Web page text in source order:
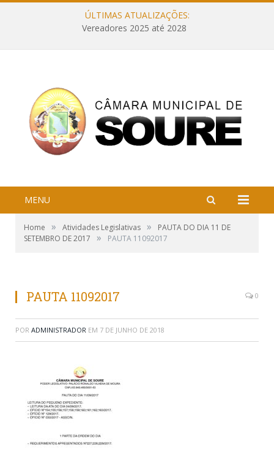
ÚLTIMAS ATUALIZAÇÕES:
Vereadores 2025 até 2028
MENU
Home » Atividades Legislativas »
PAUTA DO DIA 11 DE
SETEMBRO DE 2017
» PAUTA 11092017
PAUTA 11092017 0
POR ADMINISTRADOR EM 7 DE JUNHO DE 2018